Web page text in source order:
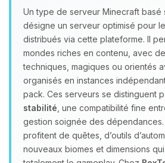
Un type de serveur Minecraft basé
désigne un serveur optimisé pour
distribués via cette plateforme. Il
mondes riches en contenu, avec
techniques, magiques ou orientés
organisés en instances
pack. Ces serveurs se distinguent
stabilité , une compatibilité fine
gestion soignée des dépendances.
profitent de quêtes, d’outils
nouveaux biomes et dimensions
Youpi, enfin quelqu’un
parler ! Moi c’est
assistant BoxToPlay.
tu as besoin et je vais
petits circuits pour
09/08/2026 à 16:27